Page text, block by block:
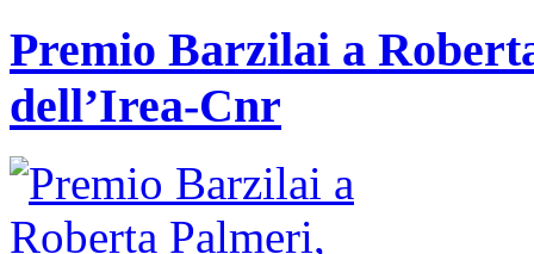
Premio Barzilai a
dell’Irea-Cnr